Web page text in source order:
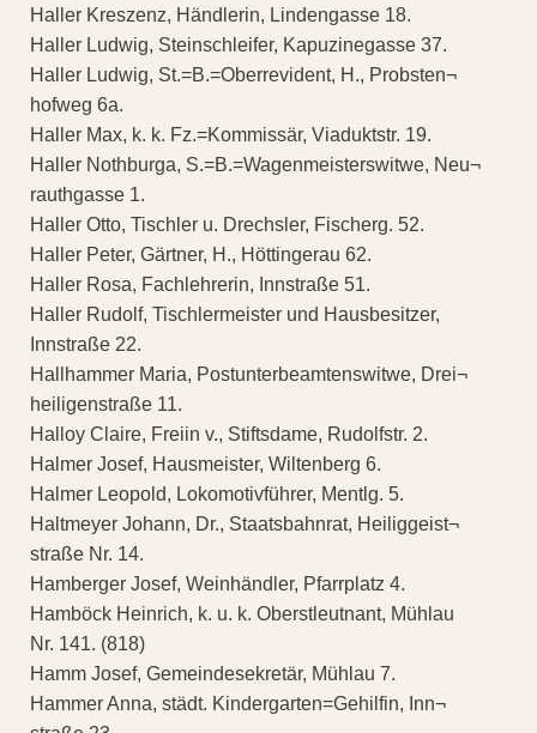
Haller Kreszenz, Händlerin, Lindengasse 18.
Haller Ludwig, Steinschleifer, Kapuzinegasse 37.
Haller Ludwig, St.=B.=Oberrevident, H., Probsten¬
hofweg 6a.
Haller Max, k. k. Fz.=Kommissär, Viaduktstr. 19.
Haller Nothburga, S.=B.=Wagenmeisterswitwe, Neu¬
rauthgasse 1.
Haller Otto, Tischler u. Drechsler, Fischerg. 52.
Haller Peter, Gärtner, H., Höttingerau 62.
Haller Rosa, Fachlehrerin, Innstraße 51.
Haller Rudolf, Tischlermeister und Hausbesitzer,
Innstraße 22.
Hallhammer Maria, Postunterbeamtenswitwe, Drei¬
heiligenstraße 11.
Halloy Claire, Freiin v., Stiftsdame, Rudolfstr. 2.
Halmer Josef, Hausmeister, Wiltenberg 6.
Halmer Leopold, Lokomotivführer, Mentlg. 5.
Haltmeyer Johann, Dr., Staatsbahnrat, Heiliggeist¬
straße Nr. 14.
Hamberger Josef, Weinhändler, Pfarrplatz 4.
Hamböck Heinrich, k. u. k. Oberstleutnant, Mühlau
Nr. 141. (818)
Hamm Josef, Gemeindesekretär, Mühlau 7.
Hammer Anna, städt. Kindergarten=Gehilfin, Inn¬